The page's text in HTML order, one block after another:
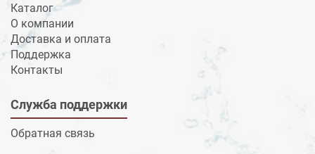
Каталог
О компании
Доставка и оплата
Поддержка
Контакты
Служба поддержки
Обратная связь